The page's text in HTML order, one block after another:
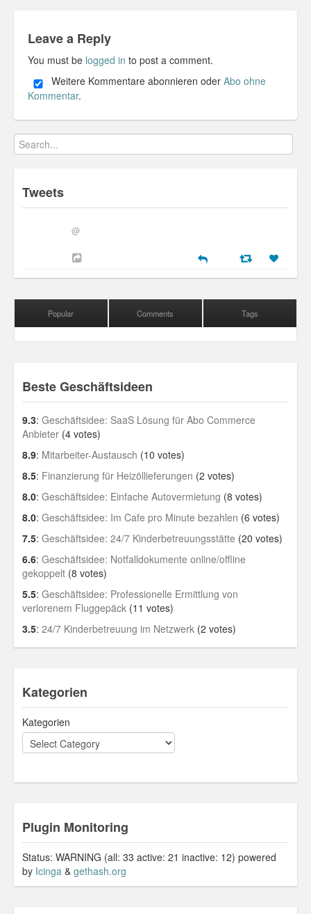
Leave a Reply
You must be logged in to post a comment.
Weitere Kommentare abonnieren oder Abo ohne
Kommentar.
Tweets
@
Popular Comments Tags
Beste Geschäftsideen
9.3: Geschäftsidee: SaaS Lösung für Abo Commerce
Anbieter (4 votes)
8.9: Mitarbeiter-Austausch (10 votes)
8.5: Finanzierung für Heizöllieferungen (2 votes)
8.0: Geschäftsidee: Einfache Autovermietung (8 votes)
8.0: Geschäftsidee: Im Cafe pro Minute bezahlen (6 votes)
7.5: Geschäftsidee: 24/7 Kinderbetreuungsstätte (20 votes)
6.6: Geschäftsidee: Notfalldokumente online/offline
gekoppelt (8 votes)
5.5: Geschäftsidee: Professionelle Ermittlung von
verlorenem Fluggepäck (11 votes)
3.5: 24/7 Kinderbetreuung im Netzwerk (2 votes)
Kategorien
Kategorien
Plugin Monitoring
Status: WARNING (all: 33 active: 21 inactive: 12) powered
by Icinga & gethash.org